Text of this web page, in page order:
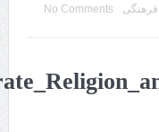
فرهنگی
No Comments